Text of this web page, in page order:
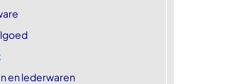
en lederwaren